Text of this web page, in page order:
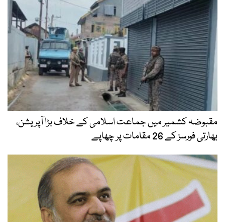
مقبوضہ کشمیر میں جماعت اسلامی کے خلاف بڑا آپریشن،
بھارتی فورسز کے 26 مقامات پر چھاپے